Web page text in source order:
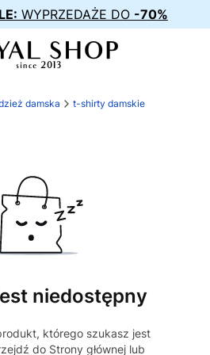
WYPRZEDAŻE DO -70%
damska t-shirty damskie
niedostępny
którego szukasz jest
do Strony głównej lub